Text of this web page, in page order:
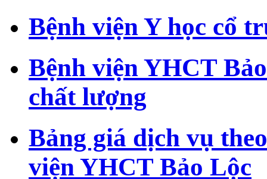
Bệnh viện Y học cổ
Bệnh viện YHCT
chất lượng
Bảng giá dịch vụ
viện YHCT Bảo Lộc